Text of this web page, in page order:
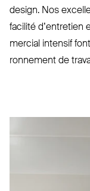
design. Nos
facilité d’en­tretien
mercial intensif
ronnement de